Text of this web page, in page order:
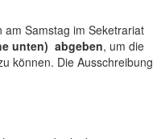
am Samstag im Seketrariat
unten) abgeben, um die
können. Die Ausschreibung